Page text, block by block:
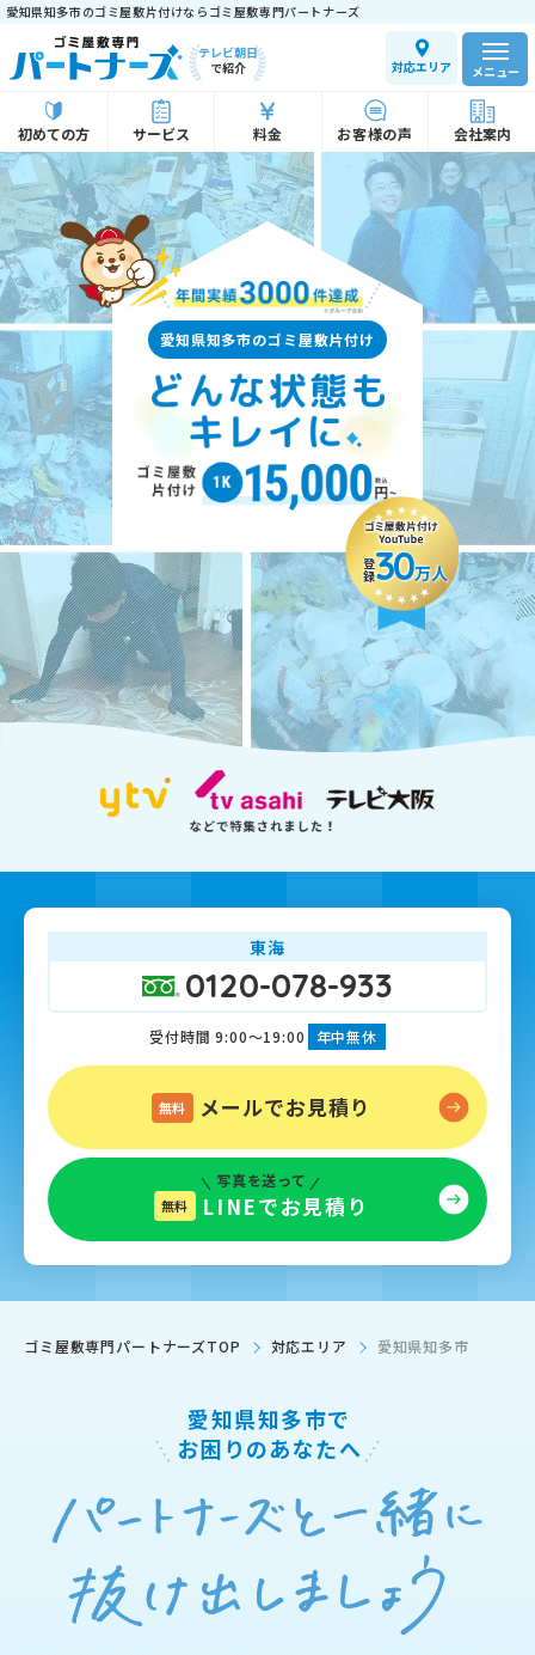
愛知県知多市のゴミ屋敷片付けならゴミ屋敷専門パートナーズ
テレビ朝日
で紹介
対応エリア
初めての方 サービス 料金 お客様の声 会社案内
メニュー
愛知県知多市のゴミ屋敷片付け
登録30万人
東海
0120-078-933
受付時間 9:00～19:00 年中無休
無料 メールでお見積り
写真を送って
無料 LINEでお見積り
ゴミ屋敷専門パートナーズTOP 対応エリア 愛知県知多市
愛知県知多市で
お困りのあなたへ